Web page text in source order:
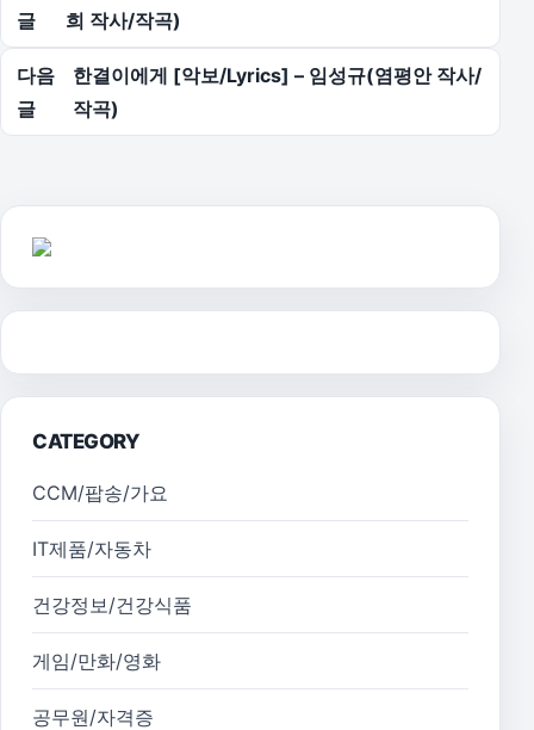
글
희 작사/작곡)
다음
글
한결이에게 [악보/Lyrics] – 임성규(염평안 작사/
작곡)
CATEGORY
CCM/팝송/가요
IT제품/자동차
건강정보/건강식품
게임/만화/영화
공무원/자격증